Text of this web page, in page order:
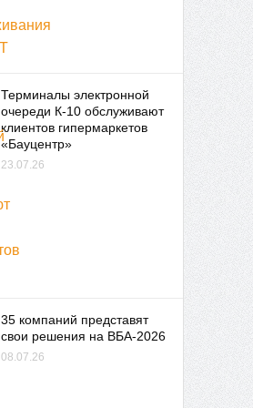
Терминалы электронной
очереди К-10 обслуживают
клиентов гипермаркетов
«Бауцентр»
23.07.26
35 компаний представят
свои решения на ВБА-2026
08.07.26